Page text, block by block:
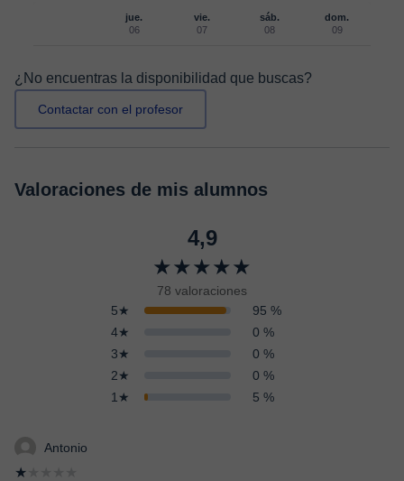
jue.
06
vie.
07
sáb.
08
dom.
09
¿No encuentras la disponibilidad que buscas?
Contactar con el profesor
Valoraciones de mis alumnos
4,9
★★★★★
78 valoraciones
5★
95 %
4★
0 %
3★
0 %
2★
0 %
1★
5 %
Antonio
★